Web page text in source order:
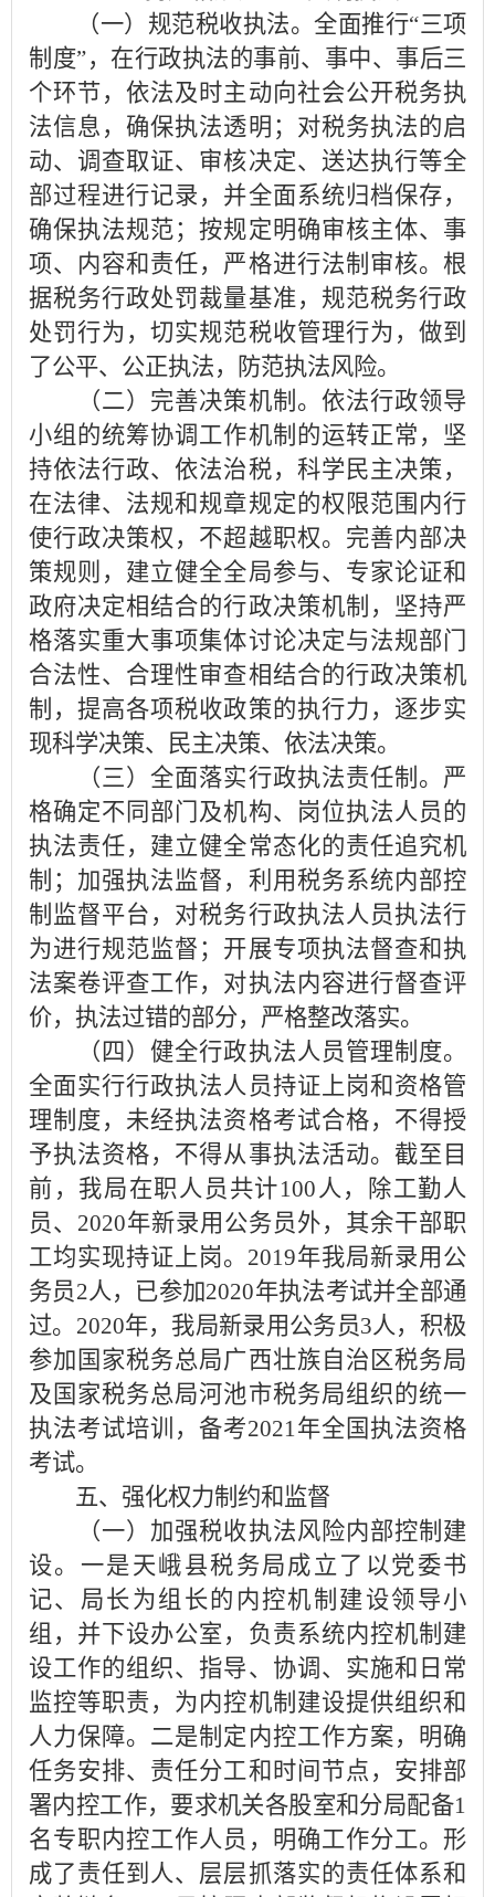
（一）规范税收执法。全面推行“三项
制度”，在行政执法的事前、事中、事后三
个环节，依法及时主动向社会公开税务执
法信息，确保执法透明；对税务执法的启
动、调查取证、审核决定、送达执行等全
部过程进行记录，并全面系统归档保存，
确保执法规范；按规定明确审核主体、事
项、内容和责任，严格进行法制审核。根
据税务行政处罚裁量基准，规范税务行政
处罚行为，切实规范税收管理行为，做到
了公平、公正执法，防范执法风险。
（二）完善决策机制。依法行政领导
小组的统筹协调工作机制的运转正常，坚
持依法行政、依法治税，科学民主决策，
在法律、法规和规章规定的权限范围内行
使行政决策权，不超越职权。完善内部决
策规则，建立健全全局参与、专家论证和
政府决定相结合的行政决策机制，坚持严
格落实重大事项集体讨论决定与法规部门
合法性、合理性审查相结合的行政决策机
制，提高各项税收政策的执行力，逐步实
现科学决策、民主决策、依法决策。
（三）全面落实行政执法责任制。严
格确定不同部门及机构、岗位执法人员的
执法责任，建立健全常态化的责任追究机
制；加强执法监督，利用税务系统内部控
制监督平台，对税务行政执法人员执法行
为进行规范监督；开展专项执法督查和执
法案卷评查工作，对执法内容进行督查评
价，执法过错的部分，严格整改落实。
（四）健全行政执法人员管理制度。
全面实行行政执法人员持证上岗和资格管
理制度，未经执法资格考试合格，不得授
予执法资格，不得从事执法活动。截至目
前，我局在职人员共计100人，除工勤人
员、2020年新录用公务员外，其余干部职
工均实现持证上岗。2019年我局新录用公
务员2人，已参加2020年执法考试并全部通
过。2020年，我局新录用公务员3人，积极
参加国家税务总局广西壮族自治区税务局
及国家税务总局河池市税务局组织的统一
执法考试培训，备考2021年全国执法资格
考试。
五、强化权力制约和监督
（一）加强税收执法风险内部控制建
设。一是天峨县税务局成立了以党委书
记、局长为组长的内控机制建设领导小
组，并下设办公室，负责系统内控机制建
设工作的组织、指导、协调、实施和日常
监控等职责，为内控机制建设提供组织和
人力保障。二是制定内控工作方案，明确
任务安排、责任分工和时间节点，安排部
署内控工作，要求机关各股室和分局配备1
名专职内控工作人员，明确工作分工。形
成了责任到人、层层抓落实的责任体系和